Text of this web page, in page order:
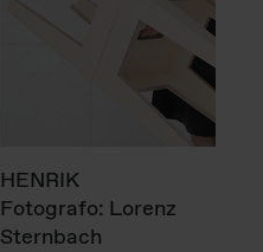
HENRIK
Fotografo: Lorenz
Sternbach